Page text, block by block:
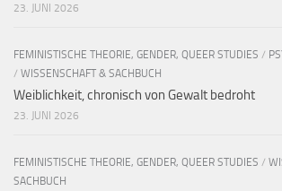
23. JUNI 2026
FEMINISTISCHE THEORIE, GENDER, QUEER STUDIES /
/ WISSENSCHAFT & SACHBUCH
Weiblichkeit, chronisch von Gewalt bedroht
23. JUNI 2026
FEMINISTISCHE THEORIE, GENDER, QUEER STUDIES /
SACHBUCH